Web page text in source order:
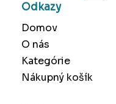
Odkazy
Domov
O nás
Kategórie
Nákupný košík